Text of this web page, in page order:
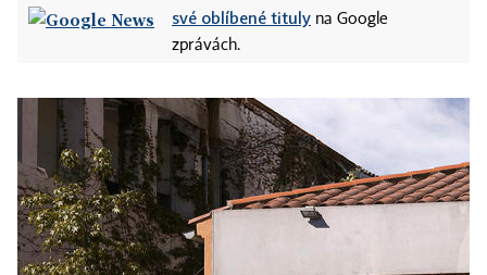
své oblíbené tituly na Google
zprávách.